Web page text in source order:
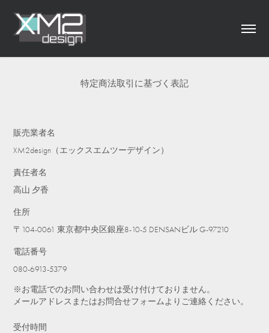
特定商法取引に基づく表記
販売業者名
XM2design（エックスエムツーデザイン）
責任者名
高山 夕香
住所
〒104-0061 東京都中央区銀座8-10-5 DENSANビル G-97210
電話番号
080-6913-5379
※お電話でのお問い合わせは受け付けておりません。
メールアドレスまたはお問合せフォームよりご連絡ください。
受付時間